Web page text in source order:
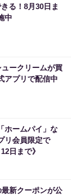
る！8月30日ま
中
ュークリームが買
アプリで配信中
ホームパイ」な
リ会員限定で
日まで》
最新クーポンが公